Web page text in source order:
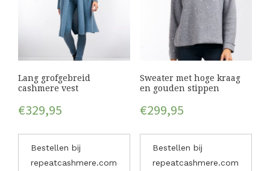
Lang grofgebreid
cashmere vest
€329,95
Bestellen bij
repeatcashmere.com
Sweater met hoge kraag
en gouden stippen
€299,95
Bestellen bij
repeatcashmere.com